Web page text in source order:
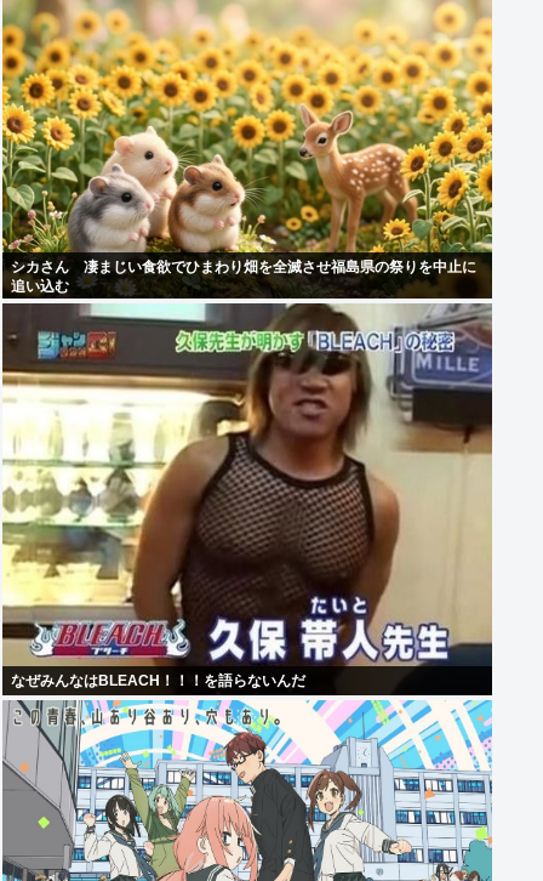
シカさん 凄まじい食欲でひまわり畑を全滅させ福島県の祭りを中止に
追い込む
なぜみんなはBLEACH！！！を語らないんだ